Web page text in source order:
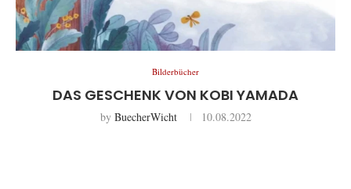
Bilderbücher
DAS GESCHENK VON KOBI YAMADA
by BuecherWicht 10.08.2022